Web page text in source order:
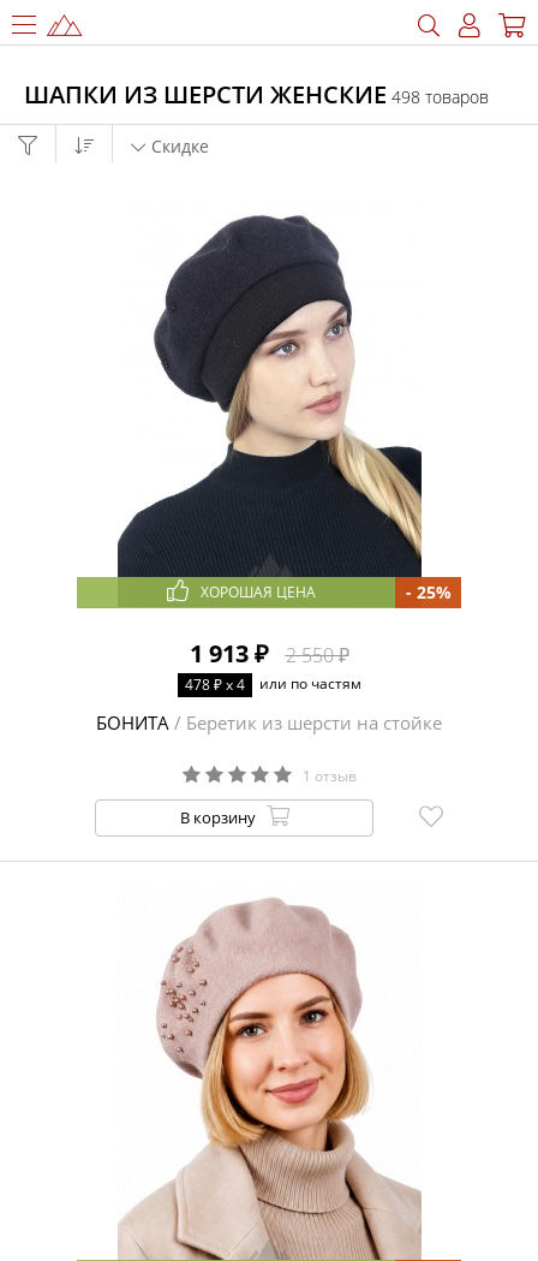
ШАПКИ ИЗ ШЕРСТИ ЖЕНСКИЕ 498 товаров
Скидке
ХОРОШАЯ ЦЕНА
1 913 ₽ 2 550 ₽
- 25%
478 ₽ x 4 или по частям
БОНИТА / Беретик из шерсти на стойке
1 отзыв
В корзину